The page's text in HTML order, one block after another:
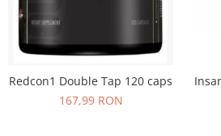
Redcon1 Double Tap 120 caps
167,99 RON